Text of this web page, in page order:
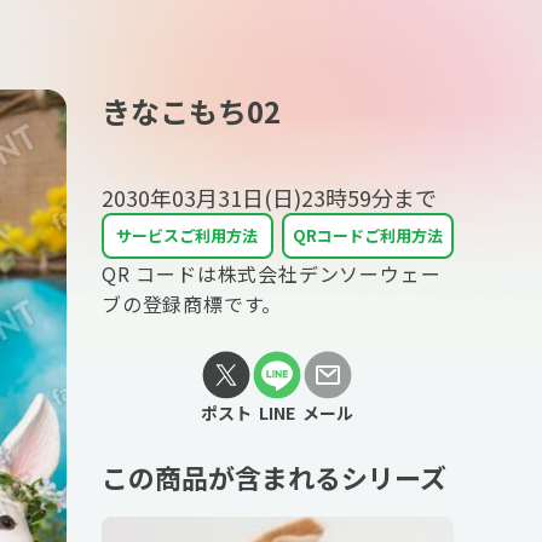
きなこもち02
2030年03月31日(日)23時59分まで
サービスご利用方法 QRコードご利用方法
QR コードは株式会社デンソーウェー
ブの登録商標です。
ポスト LINE メール
この商品が含まれるシリーズ